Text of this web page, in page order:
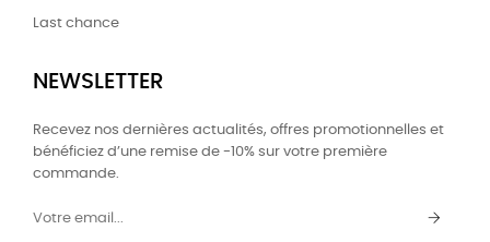
Last chance
NEWSLETTER
Recevez nos dernières actualités, offres promotionnelles et
bénéficiez d’une remise de -10% sur votre première
commande.